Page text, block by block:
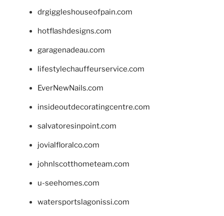
drgiggleshouseofpain.com
hotflashdesigns.com
garagenadeau.com
lifestylechauffeurservice.com
EverNewNails.com
insideoutdecoratingcentre.com
salvatoresinpoint.com
jovialfloralco.com
johnlscotthometeam.com
u-seehomes.com
watersportslagonissi.com